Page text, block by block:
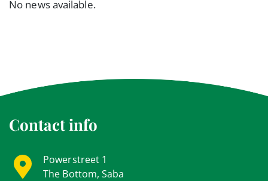
No news available.
Contact info
Powerstreet 1
The Bottom, Saba